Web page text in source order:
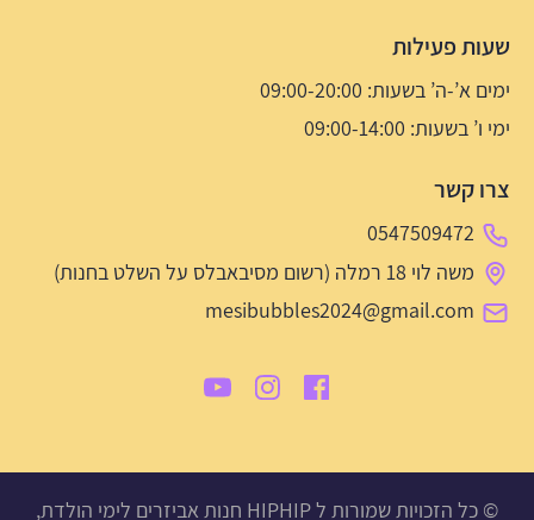
שעות פעילות
ימים א’-ה’ בשעות: 09:00-20:00
ימי ו’ בשעות: 09:00-14:00
צרו קשר
0547509472
משה לוי 18 רמלה (רשום מסיבאבלס על השלט בחנות)
mesibubbles2024@gmail.com
© כל הזכויות שמורות ל HIPHIP חנות אביזרים לימי הולדת,